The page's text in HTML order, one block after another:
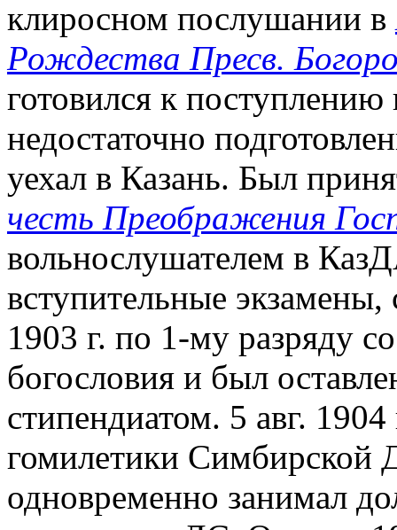
клиросном послушании в
Рождества Пресв.
готовился к
недостаточно
уехал в Казань. Был
честь Преображения
вольнослушателем в
вступительные
1903 г. по 1-му разряду
богословия и был
стипендиатом. 5 авг.
гомилетики Симбирской
одновременно занимал